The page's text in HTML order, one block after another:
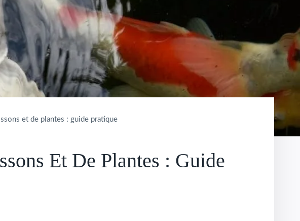
et de plantes : guide pratique
Et De Plantes : Guide